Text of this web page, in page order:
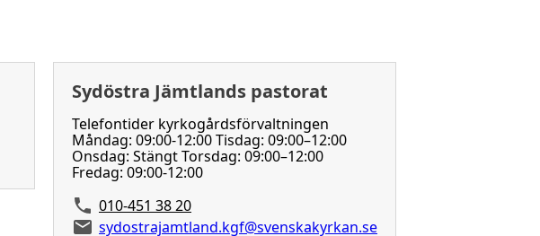
Sydöstra Jämtlands pastorat
Telefontider kyrkogårdsförvaltningen
Måndag: 09:00-12:00 Tisdag: 09:00–12:00
Onsdag: Stängt Torsdag: 09:00–12:00
Fredag: 09:00-12:00
010-451 38 20
sydostrajamtland.kgf@svenskakyrkan.se